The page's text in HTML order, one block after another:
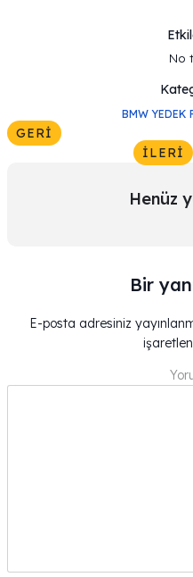
No
BMW YEDEK
GERI
İLERI
Henüz
Bir
E-posta adresiniz